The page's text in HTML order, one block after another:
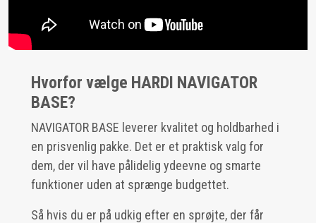
Hvorfor vælge HARDI NAVIGATOR
BASE?
NAVIGATOR BASE leverer kvalitet og holdbarhed i
en prisvenlig pakke. Det er et praktisk valg for
dem, der vil have pålidelig ydeevne og smarte
funktioner uden at sprænge budgettet.
Så hvis du er på udkig efter en sprøjte, der får